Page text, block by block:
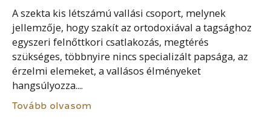
A szekta kis létszámú vallási csoport, melynek
jellemzője, hogy szakít az ortodoxiával a tagsághoz
egyszeri felnőttkori csatlakozás, megtérés
szükséges, többnyire nincs specializált papsága, az
érzelmi elemeket, a vallásos élményeket
hangsúlyozza....
Tovább olvasom